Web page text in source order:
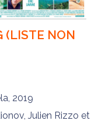
(LISTE NON
2019
Julien Rizzo et